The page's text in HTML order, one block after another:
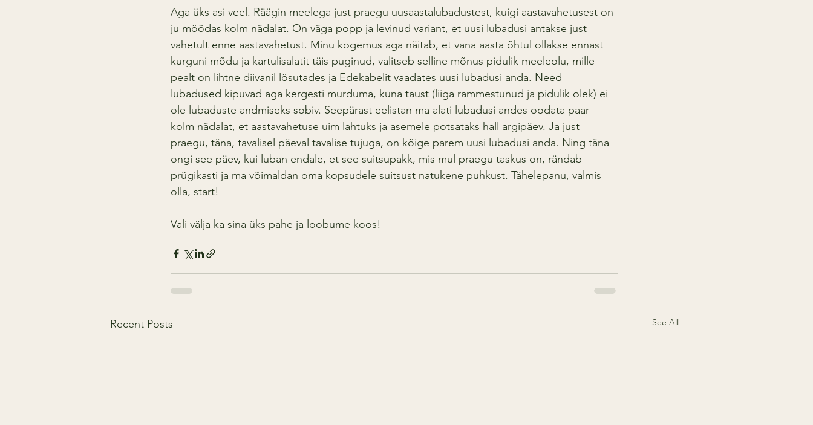
Aga üks asi veel. Räägin meelega just praegu uusaastalubadustest, kuigi aastavahetusest on
ju möödas kolm nädalat. On väga popp ja levinud variant, et uusi lubadusi antakse just
vahetult enne aastavahetust. Minu kogemus aga näitab, et vana aasta õhtul ollakse ennast
kurguni mõdu ja kartulisalatit täis puginud, valitseb selline mõnus pidulik meeleolu, mille
pealt on lihtne diivanil lösutades ja Edekabelit vaadates uusi lubadusi anda. Need
lubadused kipuvad aga kergesti murduma, kuna taust (liiga rammestunud ja pidulik olek) ei
ole lubaduste andmiseks sobiv. Seepärast eelistan ma alati lubadusi andes oodata paar-
kolm nädalat, et aastavahetuse uim lahtuks ja asemele potsataks hall argipäev. Ja just
praegu, täna, tavalisel päeval tavalise tujuga, on kõige parem uusi lubadusi anda. Ning täna
ongi see päev, kui luban endale, et see suitsupakk, mis mul praegu taskus on, rändab
prügikasti ja ma võimaldan oma kopsudele suitsust natukene puhkust. Tähelepanu, valmis
olla, start!
Vali välja ka sina üks pahe ja loobume koos!
Recent Posts See All